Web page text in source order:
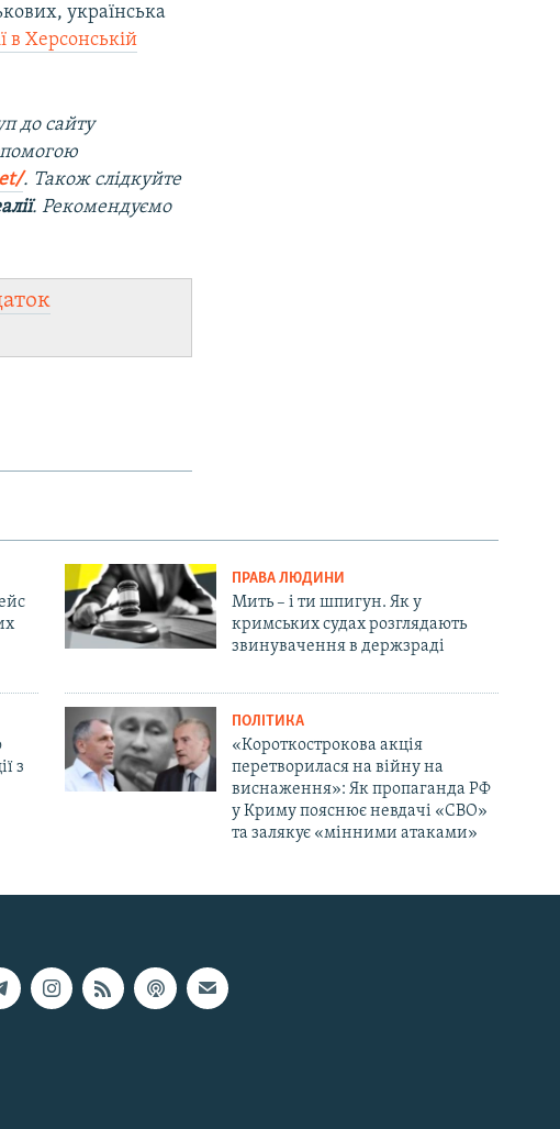
українська
в Херсонській
до сайту
. Також слідкуйте
. Рекомендуємо
ПРАВА ЛЮДИНИ
Мить – і ти шпигун. Як у
кримських судах розглядають
звинувачення в держзраді
з
ПОЛІТИКА
«Короткострокова акція
перетворилася на війну на
виснаження»: Як пропаганда РФ
у Криму пояснює невдачі «СВО»
та залякує «мінними атаками»